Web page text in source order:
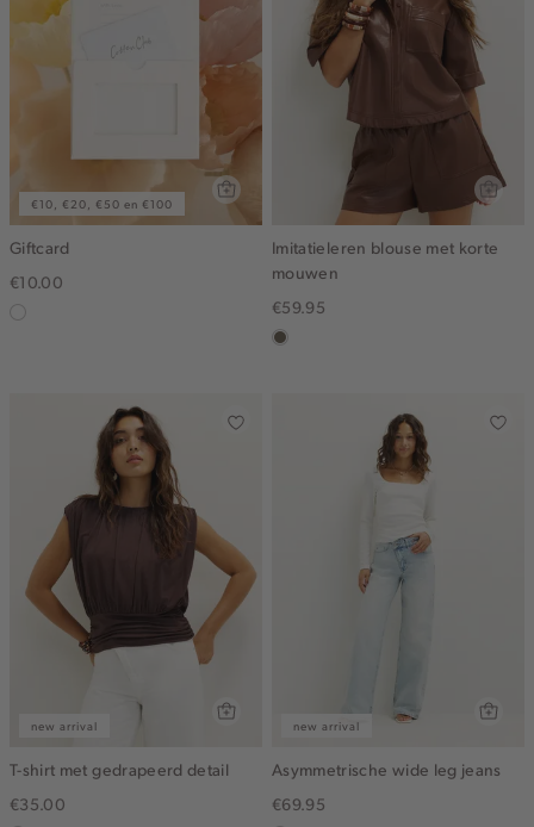
€10, €20, €50 en €100
Giftcard
€10.00
Imitatieleren blouse met korte
mouwen
€59.95
middenbruin
new arrival
T-shirt met gedrapeerd detail
€35.00
new arrival
Asymmetrische wide leg jeans
€69.95